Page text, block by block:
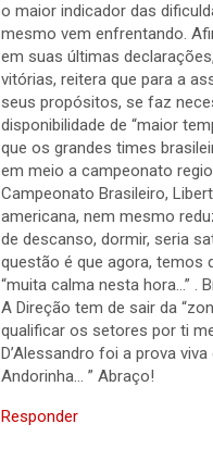
o maior indicador das
mesmo vem enfrentando.
em suas últimas
vitórias, reitera que para a
seus propósitos, se faz
disponibilidade de “maior
que os grandes times
em meio a campeonato
Campeonato Brasileiro,
americana, nem mesmo
de descanso, dormir, seria
questão é que agora, temos
“muita calma nesta hora…” .
A Direção tem de sair da
qualificar os setores por ti
D’Alessandro foi a prova viva
Andorinha… ” Abraço!
Responder